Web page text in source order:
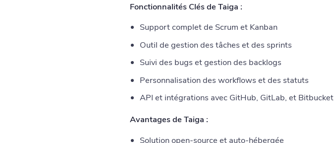
Fonctionnalités Clés de Taiga :
Support complet de Scrum et Kanban
Outil de gestion des tâches et des sprints
Suivi des bugs et gestion des backlogs
Personnalisation des workflows et des statuts
API et intégrations avec GitHub, GitLab, et Bitbucket
Avantages de Taiga :
Solution open-source et auto-hébergée